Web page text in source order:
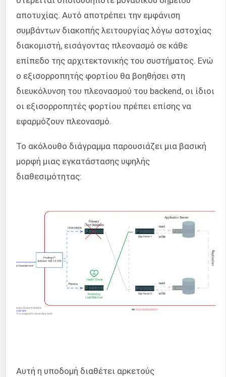
αποτυχίας. Αυτό αποτρέπει την εμφάνιση
συμβάντων διακοπής λειτουργίας λόγω αστοχίας
διακομιστή, εισάγοντας πλεονασμό σε κάθε
επίπεδο της αρχιτεκτονικής του συστήματος. Ενώ
ο εξισορροπητής φορτίου θα βοηθήσει στη
διευκόλυνση του πλεονασμού του backend, οι ίδιοι
οι εξισορροπητές φορτίου πρέπει επίσης να
εφαρμόζουν πλεονασμό.
Το ακόλουθο διάγραμμα παρουσιάζει μια βασική
μορφή μιας εγκατάστασης υψηλής
διαθεσιμότητας:
Αυτή η υποδομή διαθέτει αρκετούς